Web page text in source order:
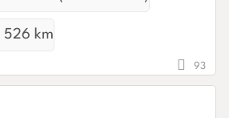
526 km
93